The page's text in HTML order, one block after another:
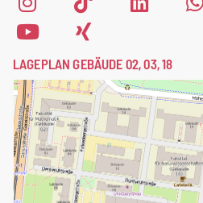
LAGEPLAN GEBÄUDE 02, 03, 18